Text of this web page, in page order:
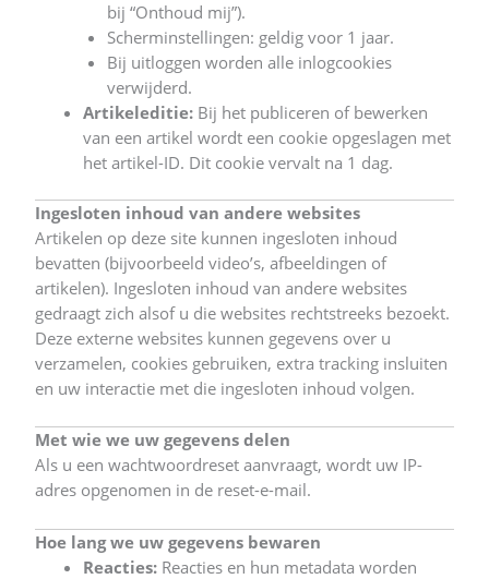
bij “Onthoud mij”).
Scherminstellingen: geldig voor 1 jaar.
Bij uitloggen worden alle inlogcookies
verwijderd.
Artikeleditie: Bij het publiceren of bewerken
van een artikel wordt een cookie opgeslagen met
het artikel-ID. Dit cookie vervalt na 1 dag.
Ingesloten inhoud van andere websites
Artikelen op deze site kunnen ingesloten inhoud
bevatten (bijvoorbeeld video’s, afbeeldingen of
artikelen). Ingesloten inhoud van andere websites
gedraagt zich alsof u die websites rechtstreeks bezoekt.
Deze externe websites kunnen gegevens over u
verzamelen, cookies gebruiken, extra tracking insluiten
en uw interactie met die ingesloten inhoud volgen.
Met wie we uw gegevens delen
Als u een wachtwoordreset aanvraagt, wordt uw IP-
adres opgenomen in de reset-e-mail.
Hoe lang we uw gegevens bewaren
Reacties: Reacties en hun metadata worden